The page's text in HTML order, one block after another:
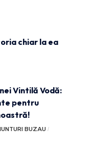
chiar la ea
Vintilă Vodă:
pentru
BUZAU